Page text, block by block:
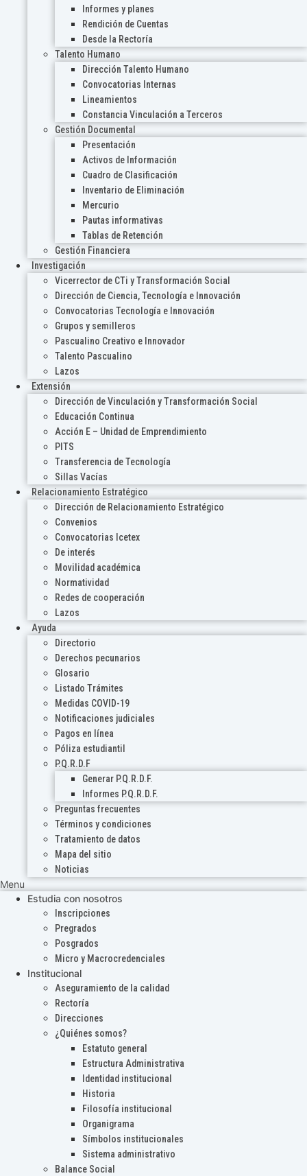
Informes y planes
Rendición de Cuentas
Desde la Rectoría
Talento Humano
Dirección Talento Humano
Convocatorias Internas
Lineamientos
Constancia Vinculación a Terceros
Gestión Documental
Presentación
Activos de Información
Cuadro de Clasificación
Inventario de Eliminación
Mercurio
Pautas informativas
Tablas de Retención
Gestión Financiera
Investigación
Vicerrector de CTi y Transformación Social
Dirección de Ciencia, Tecnología e Innovación
Convocatorias Tecnología e Innovación
Grupos y semilleros
Pascualino Creativo e Innovador
Talento Pascualino
Lazos
Extensión
Dirección de Vinculación y Transformación Social
Educación Continua
Acción E – Unidad de Emprendimiento
PITS
Transferencia de Tecnología
Sillas Vacías
Relacionamiento Estratégico
Dirección de Relacionamiento Estratégico
Convenios
Convocatorias Icetex
De interés
Movilidad académica
Normatividad
Redes de cooperación
Lazos
Ayuda
Directorio
Derechos pecunarios
Glosario
Listado Trámites
Medidas COVID-19
Notificaciones judiciales
Pagos en línea
Póliza estudiantil
P.Q.R.D.F
Generar P.Q.R.D.F.
Informes P.Q.R.D.F.
Preguntas frecuentes
Términos y condiciones
Tratamiento de datos
Mapa del sitio
Noticias
Menu
Estudia con nosotros
Inscripciones
Pregrados
Posgrados
Micro y Macrocredenciales
Institucional
Aseguramiento de la calidad
Rectoría
Direcciones
¿Quiénes somos?
Estatuto general
Estructura Administrativa
Identidad institucional
Historia
Filosofía institucional
Organigrama
Símbolos institucionales
Sistema administrativo
Balance Social